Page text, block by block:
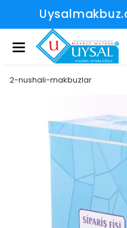
2-nushali-makbuzlar